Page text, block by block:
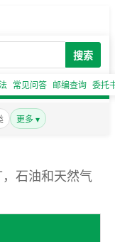
搜索
常见问答 邮编查询 委托
更多 ▾
石油和天然气